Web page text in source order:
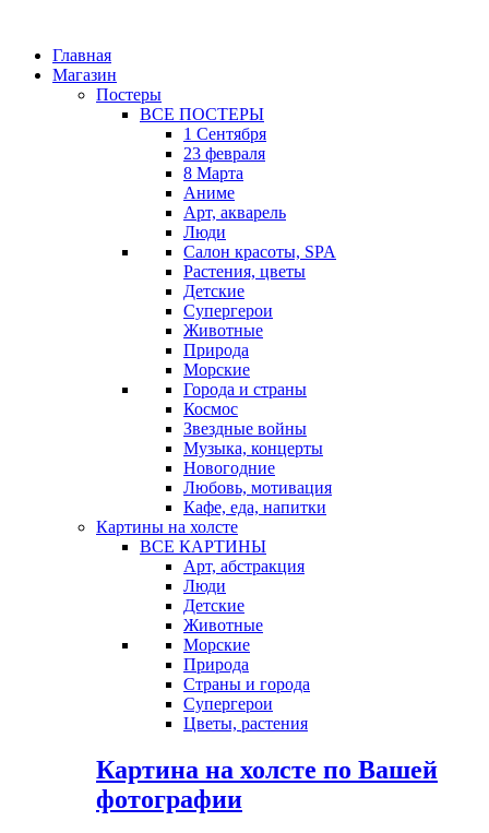
Главная
Магазин
Постеры
ВСЕ ПОСТЕРЫ
1 Сентября
23 февраля
8 Марта
Аниме
Арт, акварель
Люди
Салон красоты, SPA
Растения, цветы
Детские
Супергерои
Животные
Природа
Морские
Города и страны
Космос
Звездные войны
Музыка, концерты
Новогодние
Любовь, мотивация
Кафе, еда, напитки
Картины на холсте
ВСЕ КАРТИНЫ
Арт, абстракция
Люди
Детские
Животные
Морские
Природа
Страны и города
Супергерои
Цветы, растения
Картина на холсте по Вашей
фотографии